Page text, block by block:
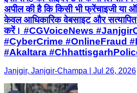
अपील की है कि किसी भी फ्रेंचाइजी या
केवल आधिकारिक वेबसाइट और सत्यापित
करें। #CGVoiceNews
#CyberCrime #OnlineFraud
#Akaltara
Janjgir, Janjgir-Champa | Jul 26, 2026